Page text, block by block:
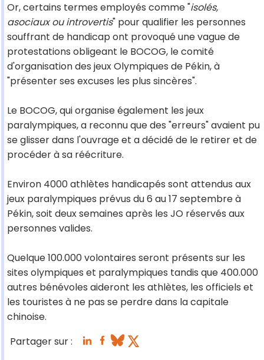
Or, certains termes employés comme "isolés,
asociaux ou introvertis" pour qualifier les personnes
souffrant de handicap ont provoqué une vague de
protestations obligeant le BOCOG, le comité
d'organisation des jeux Olympiques de Pékin, à
"présenter ses excuses les plus sincères".
Le BOCOG, qui organise également les jeux
paralympiques, a reconnu que des "erreurs" avaient pu
se glisser dans l'ouvrage et a décidé de le retirer et de
procéder à sa réécriture.
Environ 4000 athlètes handicapés sont attendus aux
jeux paralympiques prévus du 6 au 17 septembre à
Pékin, soit deux semaines après les JO réservés aux
personnes valides.
Quelque 100.000 volontaires seront présents sur les
sites olympiques et paralympiques tandis que 400.000
autres bénévoles aideront les athlètes, les officiels et
les touristes à ne pas se perdre dans la capitale
chinoise.
Partager sur :